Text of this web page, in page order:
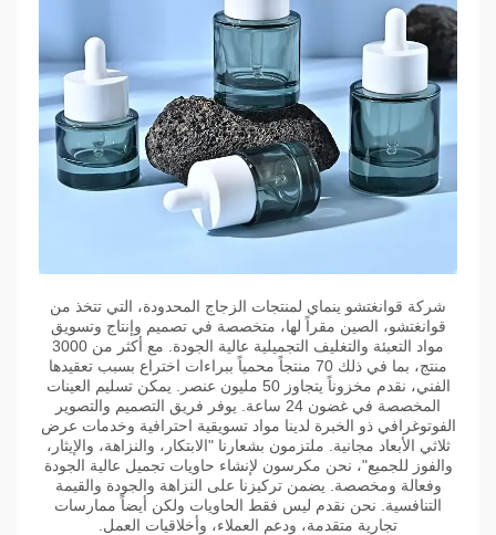
شركة قوانغتشو ينماي لمنتجات الزجاج المحدودة، التي تتخذ من
قوانغتشو، الصين مقراً لها، متخصصة في تصميم وإنتاج وتسويق
مواد التعبئة والتغليف التجميلية عالية الجودة. مع أكثر من 3000
منتج، بما في ذلك 70 منتجاً محمياً ببراءات اختراع بسبب تعقيدها
الفني، نقدم مخزوناً يتجاوز 50 مليون عنصر. يمكن تسليم العينات
المخصصة في غضون 24 ساعة. يوفر فريق التصميم والتصوير
الفوتوغرافي ذو الخبرة لدينا مواد تسويقية احترافية وخدمات عرض
ثلاثي الأبعاد مجانية. ملتزمون بشعارنا "الابتكار، والنزاهة، والإيثار،
والفوز للجميع"، نحن مكرسون لإنشاء حاويات تجميل عالية الجودة
وفعالة ومخصصة. يضمن تركيزنا على النزاهة والجودة والقيمة
التنافسية. نحن نقدم ليس فقط الحاويات ولكن أيضاً ممارسات
تجارية متقدمة، ودعم العملاء، وأخلاقيات العمل.